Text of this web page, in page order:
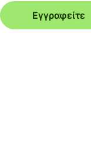
Εγγραφείτε